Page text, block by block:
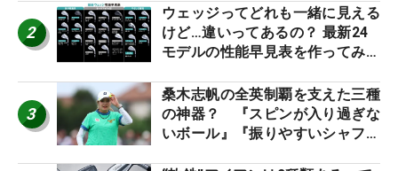
2
ウェッジってどれも一緒に見える
けど…違いってあるの？ 最新24
モデルの性能早見表を作ってみ
3
桑木志帆の全英制覇を支えた三種
の神器？ 『スピンが入り過ぎな
いボール』『振りやすいシャフ